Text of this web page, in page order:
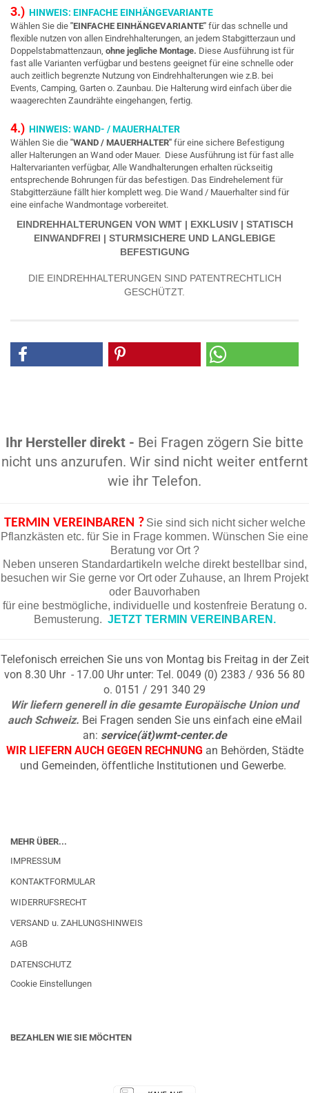
3.) HINWEIS: EINFACHE EINHÄNGEVARIANTE
Wählen Sie die "EINFACHE EINHÄNGEVARIANTE" für das schnelle und
flexible nutzen von allen Eindrehhalterungen, an jedem Stabgitterzaun und
Doppelstabmattenzaun, ohne jegliche Montage. Diese Ausführung ist für
fast alle Varianten verfügbar und bestens geeignet für eine schnelle oder
auch zeitlich begrenzte Nutzung von Eindrehhalterungen wie z.B. bei
Events, Camping, Garten o. Zaunbau. Die Halterung wird einfach über die
waagerechten Zaundrähte eingehangen, fertig.
4.) HINWEIS: WAND- / MAUERHALTER
Wählen Sie die "WAND / MAUERHALTER" für eine sichere Befestigung
aller Halterungen an Wand oder Mauer. Diese Ausführung ist für fast alle
Haltervarianten verfügbar, Alle Wandhalterungen erhalten rückseitig
entsprechende Bohrungen für das befestigen. Das Eindrehelement für
Stabgitterzäune fällt hier komplett weg. Die Wand / Mauerhalter sind für
eine einfache Wandmontage vorbereitet.
EINDREHHALTERUNGEN VON WMT | EXKLUSIV | STATISCH
EINWANDFREI | STURMSICHERE UND LANGLEBIGE
BEFESTIGUNG
DIE EINDREHHALTERUNGEN SIND PATENTRECHTLICH
GESCHÜTZT.
Ihr Hersteller direkt - Bei Fragen zögern Sie bitte
nicht uns anzurufen. Wir sind nicht weiter entfernt
wie ihr Telefon.
TERMIN VEREINBAREN ? Sie sind sich nicht sicher welche
Pflanzkästen etc. für Sie in Frage kommen. Wünschen Sie eine
Beratung vor Ort ?
Neben unseren Standardartikeln welche direkt bestellbar sind,
besuchen wir Sie gerne vor Ort oder Zuhause, an Ihrem Projekt
oder Bauvorhaben
für eine bestmögliche, individuelle und kostenfreie Beratung o.
Bemusterung. JETZT TERMIN VEREINBAREN.
Telefonisch erreichen Sie uns von Montag bis Freitag in der Zeit
von 8.30 Uhr - 17.00 Uhr unter: Tel. 0049 (0) 2383 / 936 56 80
o. 0151 / 291 340 29
Wir liefern generell in die gesamte Europäische Union und
auch Schweiz. Bei Fragen senden Sie uns einfach eine eMail
an: service(ät)wmt-center.de
WIR LIEFERN AUCH GEGEN RECHNUNG an Behörden, Städte
und Gemeinden, öffentliche Institutionen und Gewerbe.
MEHR ÜBER...
IMPRESSUM
KONTAKTFORMULAR
WIDERRUFSRECHT
VERSAND u. ZAHLUNGSHINWEIS
AGB
DATENSCHUTZ
Cookie Einstellungen
BEZAHLEN WIE SIE MÖCHTEN